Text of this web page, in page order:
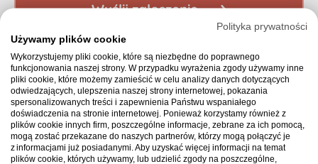
Wyślij zgłoszenie
Pierwszy i jedyny w Polsce serwis zbiórkowy, gdzie
każda zbiórka ma opiekuna, który doradza, co
możesz zrobić, żeby zebrać znacznie więcej.
Polityka prywatności
Używamy plików cookie
Wykorzystujemy pliki cookie, które są niezbędne do poprawnego
funkcjonowania naszej strony. W przypadku wyrażenia zgody używamy inne
pliki cookie, które możemy zamieścić w celu analizy danych dotyczących
odwiedzających, ulepszenia naszej strony internetowej, pokazania
spersonalizowanych treści i zapewnienia Państwu wspaniałego
doświadczenia na stronie internetowej. Ponieważ korzystamy również z
plików cookie innych firm, poszczególne informacje, zebrane za ich pomocą,
mogą zostać przekazane do naszych partnerów, którzy mogą połączyć je
z informacjami już posiadanymi. Aby uzyskać więcej informacji na temat
plików cookie, których używamy, lub udzielić zgody na poszczególne,